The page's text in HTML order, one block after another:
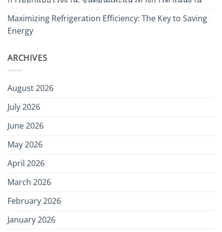
Maximizing Refrigeration Efficiency: The Key to Saving
Energy
ARCHIVES
August 2026
July 2026
June 2026
May 2026
April 2026
March 2026
February 2026
January 2026